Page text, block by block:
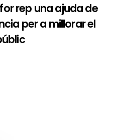
rep una ajuda de
per a millorar el